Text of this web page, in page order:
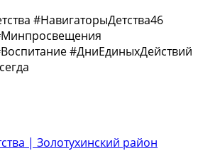
#НавигаторыДетства46
#ДниЕдиныхДействий
| Золотухинский район